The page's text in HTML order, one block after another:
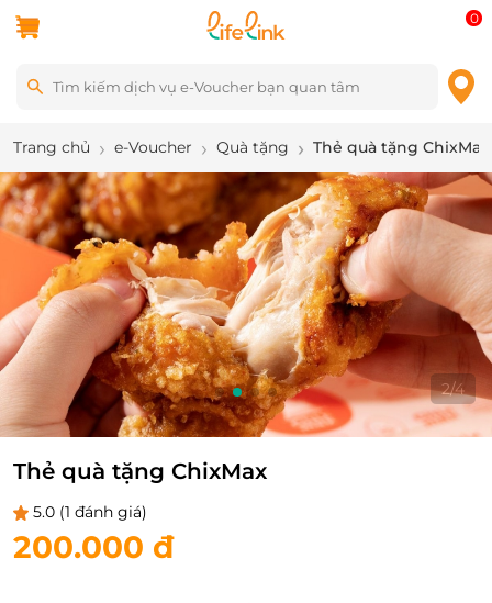
0
Trang chủ e-Voucher Quà tặng Thẻ quà tặng ChixMax
2/4
Thẻ quà tặng ChixMax
5.0 (1 đánh giá)
200.000 đ